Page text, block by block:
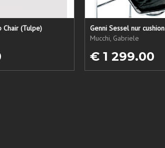
Chair (Tulpe)
Genni Sessel nur cushion
Mucchi, Gabriele
€ 1 299.00